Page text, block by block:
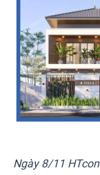
Ngày 8/11